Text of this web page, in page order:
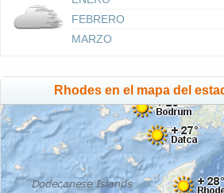
FEBRERO
MARZO
Rhodes en el mapa del